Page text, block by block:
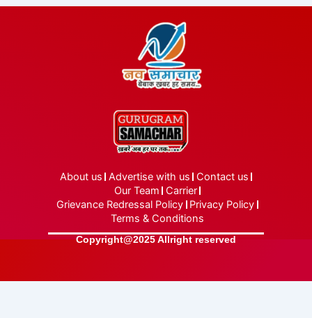
About us Advertise with us Contact us
Our Team Carrier
Grievance Redressal Policy Privacy Policy
Terms & Conditions
Copyright@2025 Allright reserved